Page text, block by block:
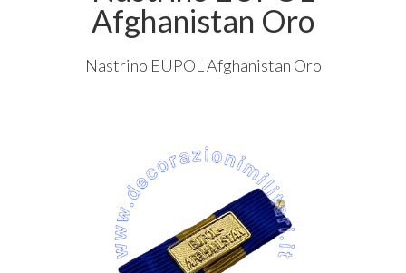
Afghanistan Oro
Nastrino EUPOL Afghanistan Oro